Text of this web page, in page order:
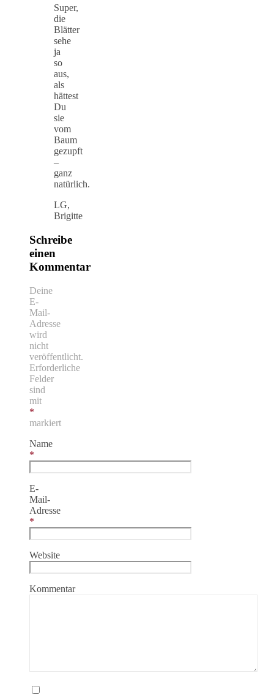
Super,
die
Blätter
sehe
ja
so
aus,
als
hättest
Du
sie
vom
Baum
gezupft
–
ganz
natürlich.
LG,
Brigitte
Schreibe
einen
Kommentar
Deine
E-
Mail-
Adresse
wird
nicht
veröffentlicht.
Erforderliche
Felder
sind
mit
*
markiert
Name
*
E-
Mail-
Adresse
*
Website
Kommentar